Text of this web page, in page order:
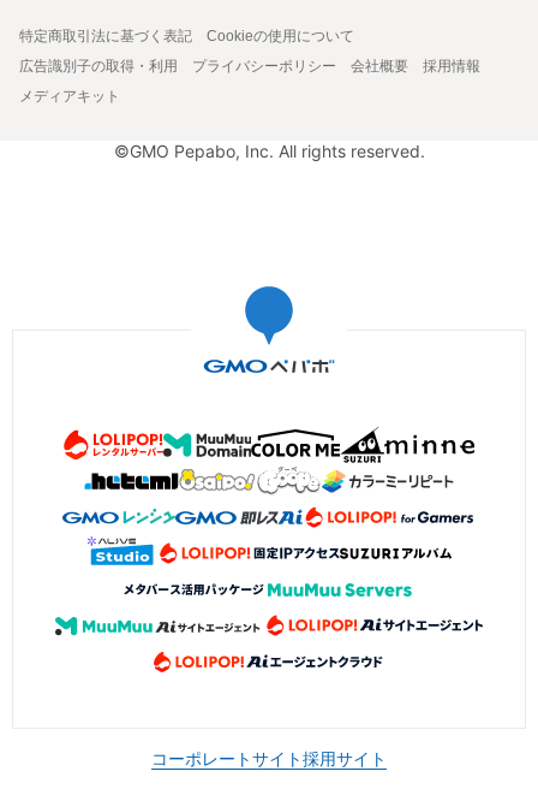
特定商取引法に基づく表記
Cookieの使用について
広告識別子の取得・利用
プライバシーポリシー 会社概要
採用情報
メディアキット
©GMO Pepabo, Inc. All rights reserved.
コーポレートサイト採用サイト